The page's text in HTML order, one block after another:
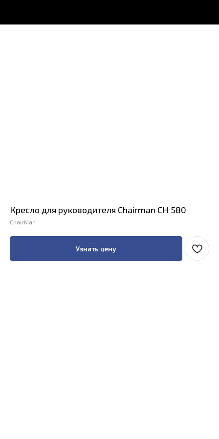
Кресло для руководителя Chairman CH 580
ChairMan
Узнать цену